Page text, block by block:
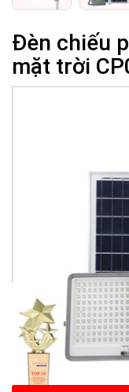
Đèn chiếu
mặt trời